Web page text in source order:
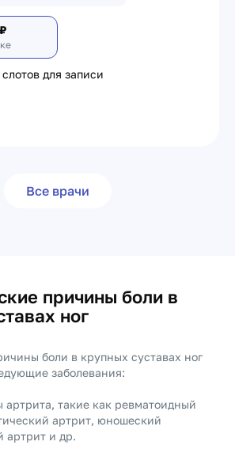
₽
для записи
Все врачи
причины боли в
ног
боли в крупных суставах ног
заболевания:
артрита, такие как ревматоидный
артрит, юношеский
артрит и др.